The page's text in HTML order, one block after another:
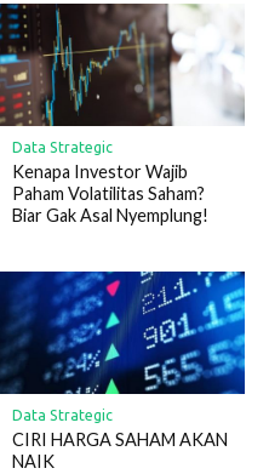
Data Strategic
Kenapa Investor Wajib
Paham Volatilitas Saham?
Biar Gak Asal Nyemplung!
Data Strategic
CIRI HARGA SAHAM AKAN
NAIK